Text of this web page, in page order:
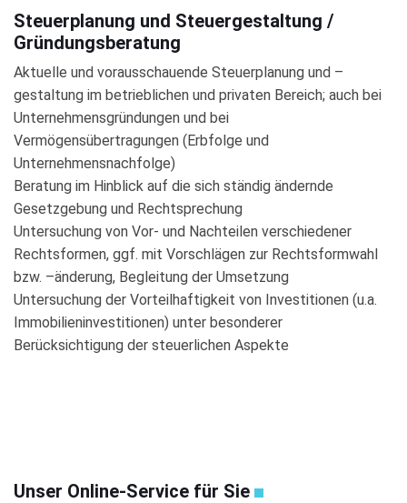
Steuerplanung und Steuergestaltung /
Gründungsberatung
Aktuelle und vorausschauende Steuerplanung und –
gestaltung im betrieblichen und privaten Bereich; auch bei
Unternehmensgründungen und bei
Vermögensübertragungen (Erbfolge und
Unternehmensnachfolge)
Beratung im Hinblick auf die sich ständig ändernde
Gesetzgebung und Rechtsprechung
Untersuchung von Vor- und Nachteilen verschiedener
Rechtsformen, ggf. mit Vorschlägen zur Rechtsformwahl
bzw. –änderung, Begleitung der Umsetzung
Untersuchung der Vorteilhaftigkeit von Investitionen (u.a.
Immobilieninvestitionen) unter besonderer
Berücksichtigung der steuerlichen Aspekte
Unser Online-Service für Sie